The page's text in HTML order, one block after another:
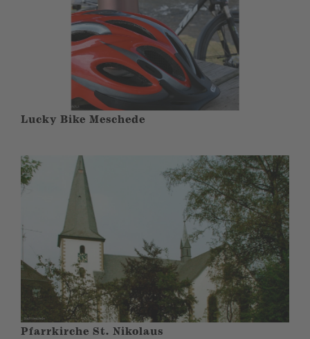
Lucky Bike Meschede
Pfarrkirche St. Nikolaus